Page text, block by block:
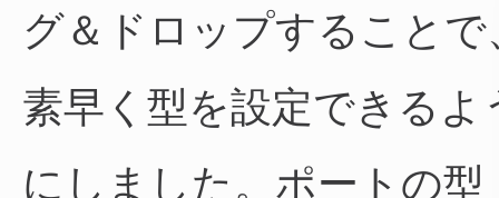
グ＆ドロップすることで
素早く型を設定できるよ
にしました。ポートの型